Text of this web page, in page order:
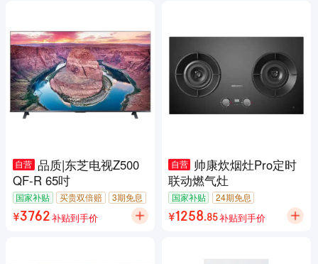
自营 品质|东芝电视Z500
QF-R 65吋
国家补贴 买贵双倍赔
3期免息
包邮
7天无理由退货
¥3762 补贴到手价
自营 帅康炊烟灶Pro定时
联动燃气灶
国家补贴
24期免息
7天无理由退货
¥1258.85 补贴到手价